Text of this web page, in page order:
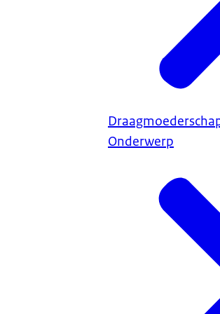
Onderwerp